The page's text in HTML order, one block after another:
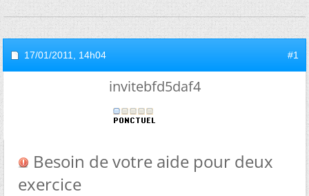
17/01/2011, 14h04 #1
invitebfd5daf4
Besoin de votre aide pour deux
exercice